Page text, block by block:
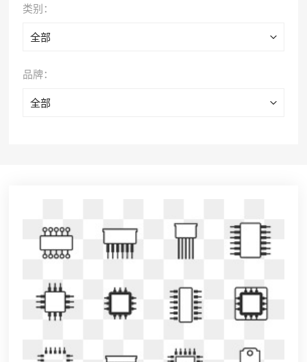
类别：
全部
品牌：
全部